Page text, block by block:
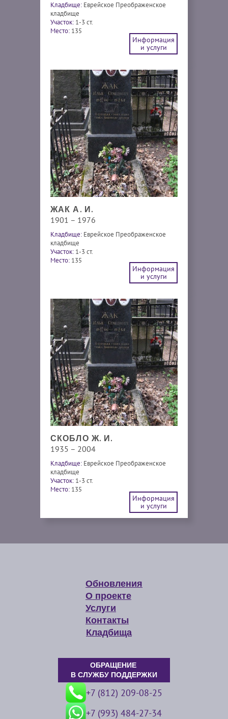
Кладбище: Еврейское Преображенское
кладбище
Участок: 1-3 ст.
Место: 135
Информация
и услуги
ЖАК А. И.
1901 – 1976
Кладбище: Еврейское Преображенское
кладбище
Участок: 1-3 ст.
Место: 135
Информация
и услуги
СКОБЛО Ж. И.
1935 – 2004
Кладбище: Еврейское Преображенское
кладбище
Участок: 1-3 ст.
Место: 135
Информация
и услуги
Обновления
О проекте
Услуги
Контакты
Кладбища
ОБРАЩЕНИЕ
В СЛУЖБУ ПОДДЕРЖКИ
+7 (812) 209-08-25
+7 (993) 484-27-34